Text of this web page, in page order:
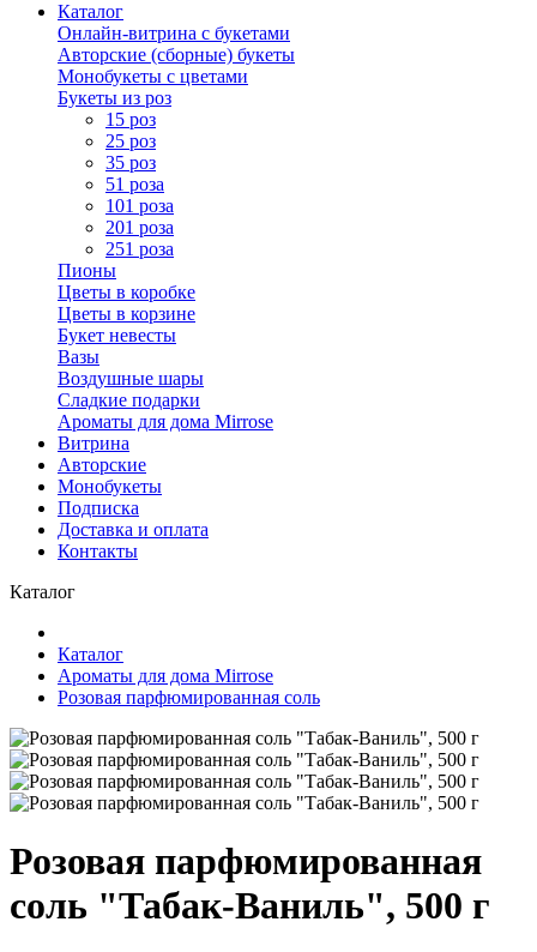
Каталог
Онлайн-витрина с букетами
Авторские (сборные) букеты
Монобукеты с цветами
Букеты из роз
15 роз
25 роз
35 роз
51 роза
101 роза
201 роза
251 роза
Пионы
Цветы в коробке
Цветы в корзине
Букет невесты
Вазы
Воздушные шары
Сладкие подарки
Ароматы для дома Mirrose
Витрина
Авторские
Монобукеты
Подписка
Доставка и оплата
Контакты
Каталог
Каталог
Ароматы для дома Mirrose
Розовая парфюмированная соль
Розовая парфюмированная
соль "Табак-Ваниль", 500 г